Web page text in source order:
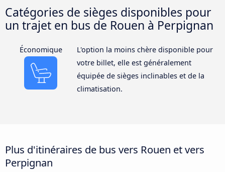
Catégories de sièges disponibles pour
un trajet en bus de Rouen à Perpignan
Économique
L'option la moins chère disponible pour
votre billet, elle est généralement
équipée de sièges inclinables et de la
climatisation.
Plus d'itinéraires de bus vers Rouen et vers
Perpignan